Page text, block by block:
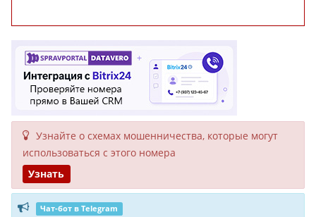
Узнайте о схемах мошенни­чества, кото­рые могут
исполь­зоваться с этого номера
Узнать
Чат-бот в Telegram